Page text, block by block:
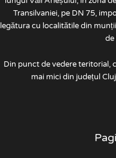
Transilvaniei, pe DN 75,
legătura cu localitătile din
de
Din punct de vedere teritorial,
mai mici din județul